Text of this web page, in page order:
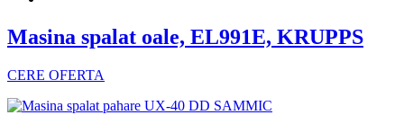
Masina spalat oale, EL991E, KRUPPS
CERE OFERTA